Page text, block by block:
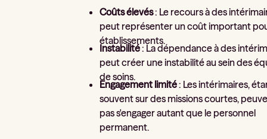
Coûts élevés: Le recours à des
peut représenter un coût important
établissements.
Instabilité: La dépendance à des
peut créer une instabilité au sein des
de soins.
Engagement limité: Les intérimaires,
souvent sur des missions courtes,
pas s'engager autant que le personnel
permanent.